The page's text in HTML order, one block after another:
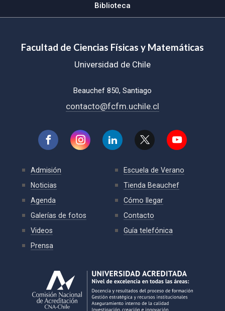
Biblioteca
Facultad de Ciencias Físicas y Matemáticas
Universidad de Chile
Beauchef 850, Santiago
contacto@fcfm.uchile.cl
Admisión
Noticias
Agenda
Galerías de fotos
Videos
Prensa
Escuela de Verano
Tienda Beauchef
Cómo llegar
Contacto
Guía telefónica